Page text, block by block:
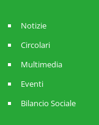
Notizie
Circolari
Multimedia
Eventi
Bilancio Sociale